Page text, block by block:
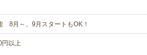
8月～、9月スタートもOK！
以上